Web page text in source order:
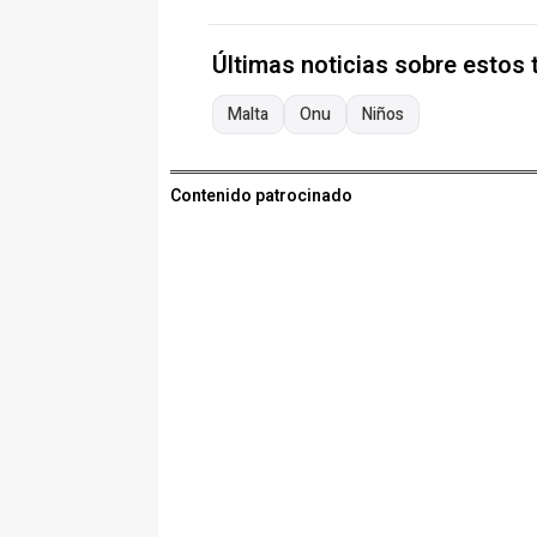
Últimas noticias sobre estos
Malta Onu Niños
Contenido patrocinado